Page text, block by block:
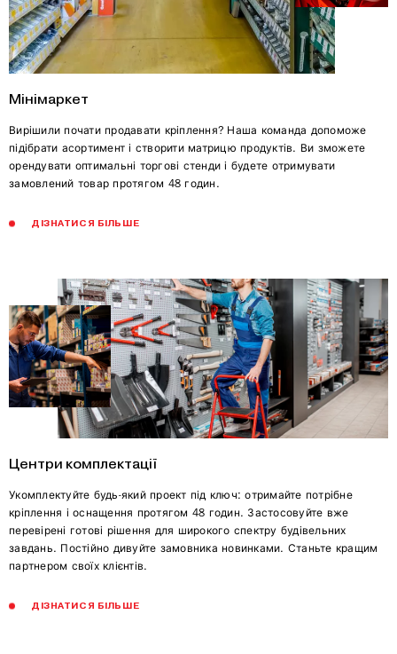
Мінімаркет
Вирішили почати продавати кріплення? Наша команда допоможе
підібрати асортимент і створити матрицю продуктів. Ви зможете
орендувати оптимальні торгові стенди і будете отримувати
замовлений товар протягом 48 годин.
ДІЗНАТИСЯ БІЛЬШЕ
Центри комплектації
Укомплектуйте будь-який проект під ключ: отримайте потрібне
кріплення і оснащення протягом 48 годин. Застосовуйте вже
перевірені готові рішення для широкого спектру будівельних
завдань. Постійно дивуйте замовника новинками. Станьте кращим
партнером своїх клієнтів.
ДІЗНАТИСЯ БІЛЬШЕ